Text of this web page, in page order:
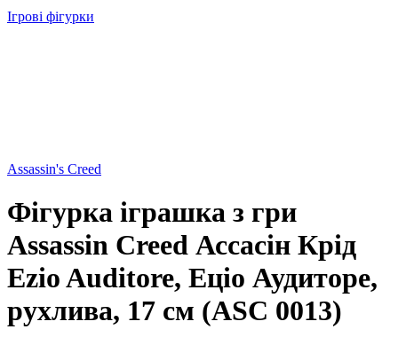
Ігрові фігурки
Assassin's Creed
Фігурка іграшка з гри
Assassin Creed Ассасін Крід
Ezio Auditore, Еціо Аудиторе,
рухлива, 17 см (ASC 0013)